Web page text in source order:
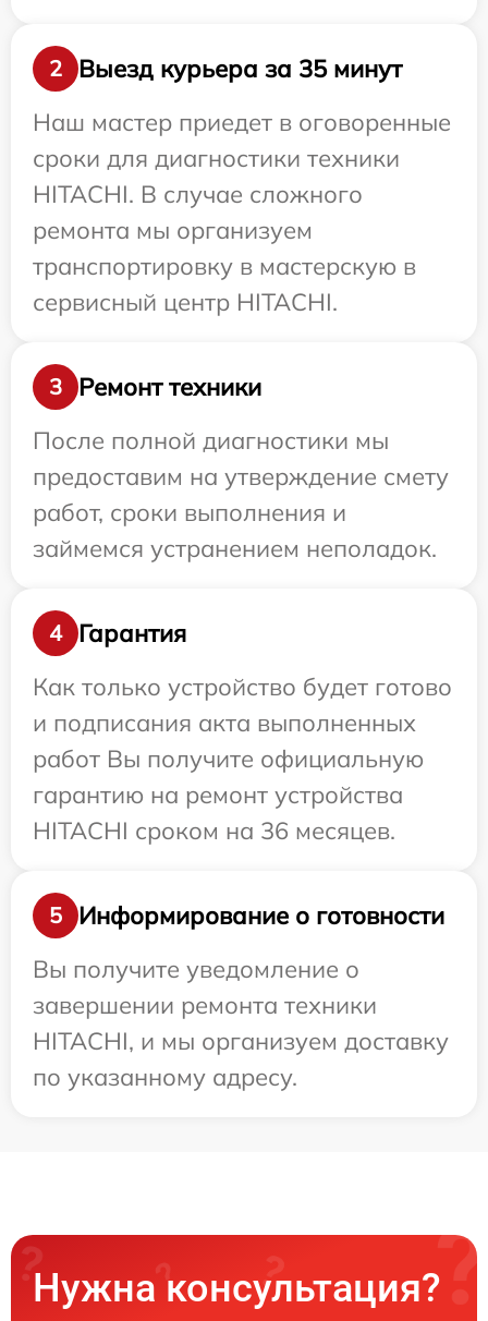
2
Выезд курьера за 35 минут
Наш мастер приедет в оговоренные
сроки для диагностики техники
HITACHI. В случае сложного
ремонта мы организуем
транспортировку в мастерскую в
сервисный центр HITACHI.
3
Ремонт техники
После полной диагностики мы
предоставим на утверждение смету
работ, сроки выполнения и
займемся устранением неполадок.
4
Гарантия
Как только устройство будет готово
и подписания акта выполненных
работ Вы получите официальную
гарантию на ремонт устройства
HITACHI сроком на 36 месяцев.
5
Информирование о готовности
Вы получите уведомление о
завершении ремонта техники
HITACHI, и мы организуем доставку
по указанному адресу.
Нужна консультация?